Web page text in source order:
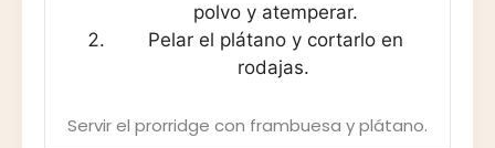
polvo y atemperar.
Pelar el plátano y cortarlo en
rodajas.
Servir el prorridge con frambuesa y plátano.